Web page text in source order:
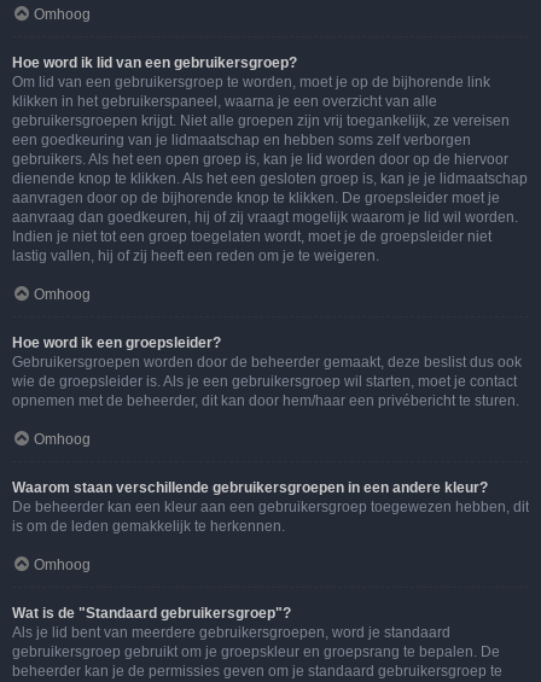
Omhoog
Hoe word ik lid van een gebruikersgroep?
Om lid van een gebruikersgroep te worden, moet je op de bijhorende link
klikken in het gebruikerspaneel, waarna je een overzicht van alle
gebruikersgroepen krijgt. Niet alle groepen zijn vrij toegankelijk, ze vereisen
een goedkeuring van je lidmaatschap en hebben soms zelf verborgen
gebruikers. Als het een open groep is, kan je lid worden door op de hiervoor
dienende knop te klikken. Als het een gesloten groep is, kan je je lidmaatschap
aanvragen door op de bijhorende knop te klikken. De groepsleider moet je
aanvraag dan goedkeuren, hij of zij vraagt mogelijk waarom je lid wil worden.
Indien je niet tot een groep toegelaten wordt, moet je de groepsleider niet
lastig vallen, hij of zij heeft een reden om je te weigeren.
Omhoog
Hoe word ik een groepsleider?
Gebruikersgroepen worden door de beheerder gemaakt, deze beslist dus ook
wie de groepsleider is. Als je een gebruikersgroep wil starten, moet je contact
opnemen met de beheerder, dit kan door hem/haar een privébericht te sturen.
Omhoog
Waarom staan verschillende gebruikersgroepen in een andere kleur?
De beheerder kan een kleur aan een gebruikersgroep toegewezen hebben, dit
is om de leden gemakkelijk te herkennen.
Omhoog
Wat is de "Standaard gebruikersgroep"?
Als je lid bent van meerdere gebruikersgroepen, word je standaard
gebruikersgroep gebruikt om je groepskleur en groepsrang te bepalen. De
beheerder kan je de permissies geven om je standaard gebruikersgroep te